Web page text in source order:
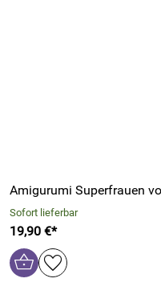
Amigurumi Superfrauen
Sofort lieferbar
19,90 €*